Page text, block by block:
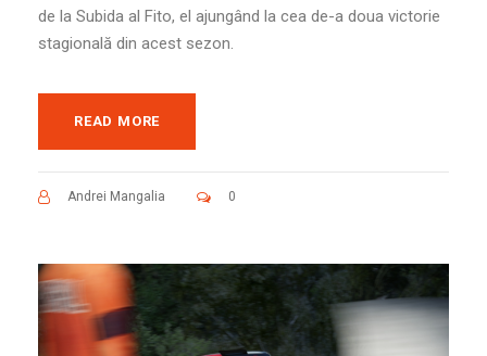
de la Subida al Fito, el ajungând la cea de-a doua victorie
stagională din acest sezon.
READ MORE
Andrei Mangalia 0